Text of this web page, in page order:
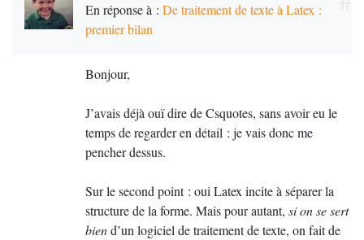
En réponse à : De traitement de texte à Latex :
premier bilan
Bonjour,
J’avais déjà ouï dire de Csquotes, sans avoir eu le
temps de regarder en détail : je vais donc me
pencher dessus.
Sur le second point : oui Latex incite à séparer la
structure de la forme. Mais pour autant, si on se sert
biend’un logiciel de traitement de texte, on fait de